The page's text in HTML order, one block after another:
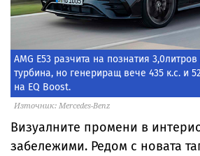
AMG E53 разчита на познатия
турбина, но генериращ вече 435 к.с. и
на ЕQ Boost.
Източник: Mercedes-Benz
Визуалните промени в
забележими. Редом с новата